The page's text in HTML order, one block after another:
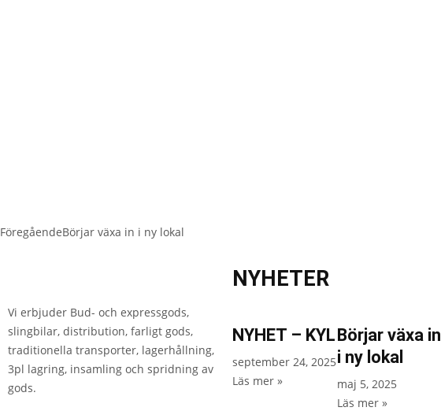
FöregåendeBörjar växa in i ny lokal
Vi erbjuder Bud- och expressgods,
slingbilar, distribution, farligt gods,
traditionella transporter, lagerhållning,
3pl lagring, insamling och spridning av
gods.
NYHETER
NYHET – KYL
september 24, 2025
Läs mer »
Börjar växa in
i ny lokal
maj 5, 2025
Läs mer »